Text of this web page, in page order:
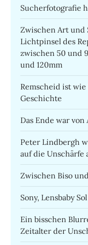
Sucherfotografie
Zwischen Art und
Lichtpinsel des
zwischen 50 und
und 120mm
Remscheid ist
Geschichte
Das Ende war von
Peter Lindbergh
auf die Unschärfe
Zwischen Biso
Sony, Lensbaby
Ein bisschen
Zeitalter der